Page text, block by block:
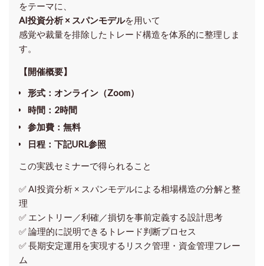
をテーマに、
AI投資分析 × スパンモデルを用いて
感覚や裁量を排除したトレード構造を体系的に整理しま
す。
【開催概要】
形式：オンライン（Zoom）
時間：2時間
参加費：無料
日程：下記URL参照
この実践セミナーで得られること
✅ AI投資分析 × スパンモデルによる相場構造の分解と整
理
✅ エントリー／利確／損切を事前定義する設計思考
✅ 論理的に説明できるトレード判断プロセス
✅ 長期安定運用を実現するリスク管理・資金管理フレー
ム